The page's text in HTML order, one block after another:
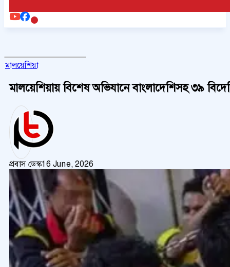
মালয়েশিয়া
মালয়েশিয়ায় বিশেষ অভিযানে বাংলাদেশিসহ ৩৯
প্রবাস ডেস্ক16 June, 2026